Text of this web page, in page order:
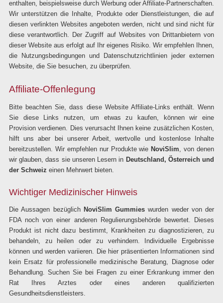
enthalten, beispielsweise durch Werbung oder Affiliate-Partnerschaften.
Wir unterstützen die Inhalte, Produkte oder Dienstleistungen, die auf
diesen verlinkten Websites angeboten werden, nicht und sind nicht für
diese verantwortlich. Der Zugriff auf Websites von Drittanbietern von
dieser Website aus erfolgt auf Ihr eigenes Risiko. Wir empfehlen Ihnen,
die Nutzungsbedingungen und Datenschutzrichtlinien jeder externen
Website, die Sie besuchen, zu überprüfen.
Affiliate-Offenlegung
Bitte beachten Sie, dass diese Website Affiliate-Links enthält. Wenn
Sie diese Links nutzen, um etwas zu kaufen, können wir eine
Provision verdienen. Dies verursacht Ihnen keine zusätzlichen Kosten,
hilft uns aber bei unserer Arbeit, wertvolle und kostenlose Inhalte
bereitzustellen. Wir empfehlen nur Produkte wie NoviSlim, von denen
wir glauben, dass sie unseren Lesern in Deutschland, Österreich und
der Schweiz einen Mehrwert bieten.
Wichtiger Medizinischer Hinweis
Die Aussagen bezüglich NoviSlim Gummies wurden weder von der
FDA noch von einer anderen Regulierungsbehörde bewertet. Dieses
Produkt ist nicht dazu bestimmt, Krankheiten zu diagnostizieren, zu
behandeln, zu heilen oder zu verhindern. Individuelle Ergebnisse
können und werden variieren. Die hier präsentierten Informationen sind
kein Ersatz für professionelle medizinische Beratung, Diagnose oder
Behandlung. Suchen Sie bei Fragen zu einer Erkrankung immer den
Rat Ihres Arztes oder eines anderen qualifizierten
Gesundheitsdienstleisters.